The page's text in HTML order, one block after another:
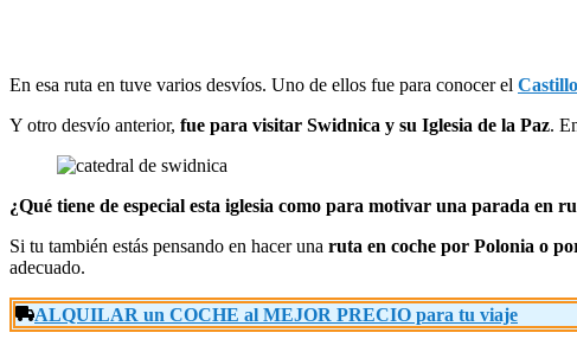
En esa ruta en tuve varios desvíos. Uno de ellos fue para conocer el
Y otro desvío anterior, fue para visitar Swidnica y su Iglesia de la Paz.
¿Qué tiene de especial esta iglesia como para motivar una parada en
Si tu también estás pensando en hacer una ruta en coche por Polonia o
adecuado.
ALQUILAR un COCHE al MEJOR PRECIO para tu viaje